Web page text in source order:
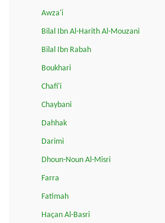
Awza'i
Bilal Ibn Al-Harith Al-Mouzani
Bilal Ibn Rabah
Boukhari
Chafi'i
Chaybani
Dahhak
Darimi
Dhoun-Noun Al-Misri
Farra
Fatimah
Haçan Al-Basri